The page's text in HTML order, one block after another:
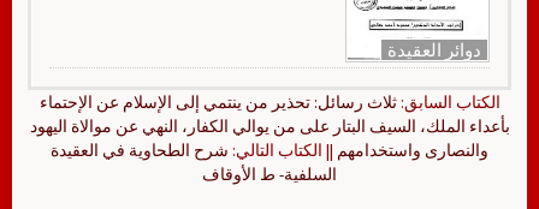
دوائر العقيدة
الكتاب السابق:ثلاث رسائل: تحذير من ينتمي إلى الإسلام عن الإحتماء
بأعداء الملك، السيف البتار على من يوالي الكفار، النهي عن موالاة اليهود
والنصارى واستخدامهم || الكتاب التالي: شرح الطحاوية في العقيدة
السلفية- ط الأوقاف